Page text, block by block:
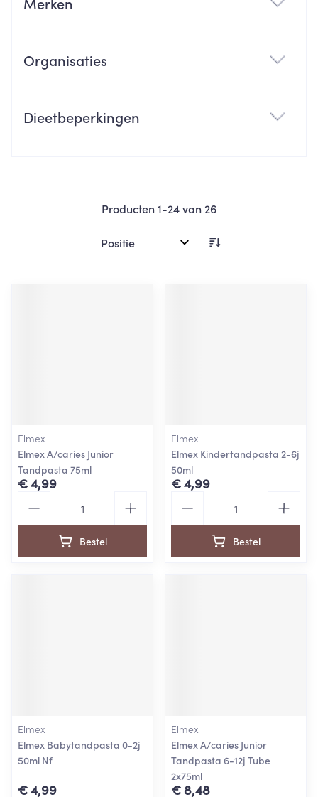
Organisaties
Dieetbeperkingen
Producten1-24van 26
Sorteer op:
Elmex
Elmex A/caries Junior
Tandpasta 75ml
€ 4,99
Bestel
Elmex
Elmex Kindertandpasta 2-6j
50ml
€ 4,99
Bestel
Elmex
Elmex Babytandpasta 0-2j
50ml Nf
€ 4,99
Elmex
Elmex A/caries Junior
Tandpasta 6-12j Tube
2x75ml
€ 8,48